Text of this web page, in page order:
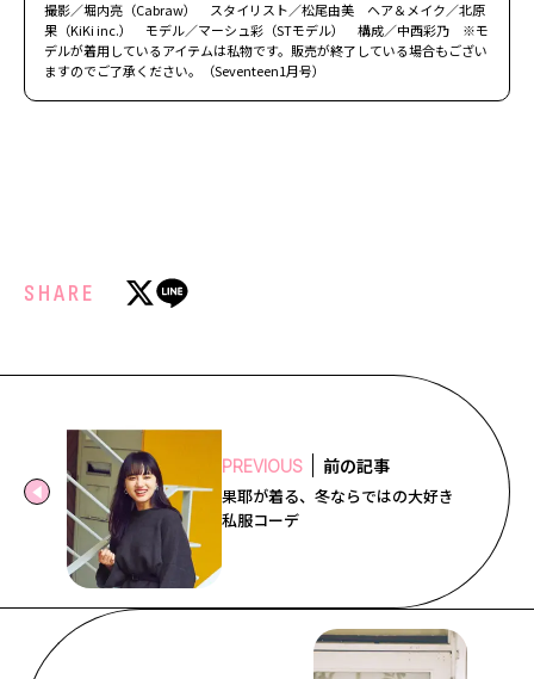
撮影／堀内亮（Cabraw） スタイリスト／松尾由美 ヘア＆メイク／北原
果（KiKi inc.） モデル／マーシュ彩（STモデル） 構成／中西彩乃 ※モ
デルが着用しているアイテムは私物です。販売が終了している場合もござい
ますのでご了承ください。（Seventeen1月号）
SHARE
PREVIOUS 前の記事
果耶が着る、冬ならではの大好き
私服コーデ